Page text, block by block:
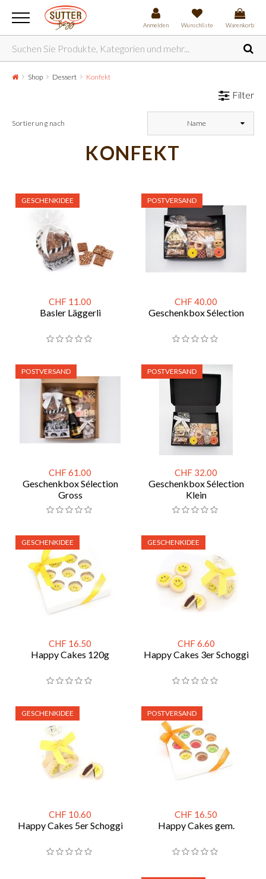
Anmelden Wunschliste Warenkorb
Shop Dessert Konfekt
Filter
Sortierung nach Name
KONFEKT
CHF 11.00
Basler Läggerli
GESCHENKIDEE
CHF 40.00
Geschenkbox Sélection
POSTVERSAND
CHF 61.00
Geschenkbox Sélection
Gross
POSTVERSAND
CHF 32.00
Geschenkbox Sélection
Klein
POSTVERSAND
CHF 16.50
Happy Cakes 120g
GESCHENKIDEE
CHF 6.60
Happy Cakes 3er Schoggi
GESCHENKIDEE
CHF 10.60
Happy Cakes 5er Schoggi
GESCHENKIDEE
CHF 16.50
Happy Cakes gem.
POSTVERSAND